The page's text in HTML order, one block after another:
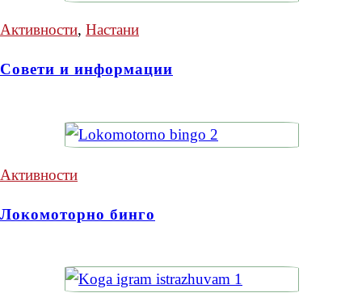
Активности, Настани
Совети и информации
Активности
Локомоторно бинго